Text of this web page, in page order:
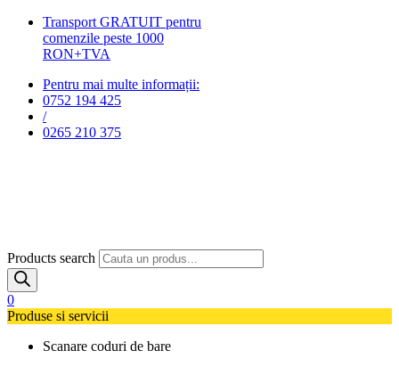
Transport GRATUIT pentru
comenzile peste 1000
RON+TVA
Pentru mai multe informații:
0752 194 425
/
0265 210 375
Products search
0
Produse si servicii
Scanare coduri de bare